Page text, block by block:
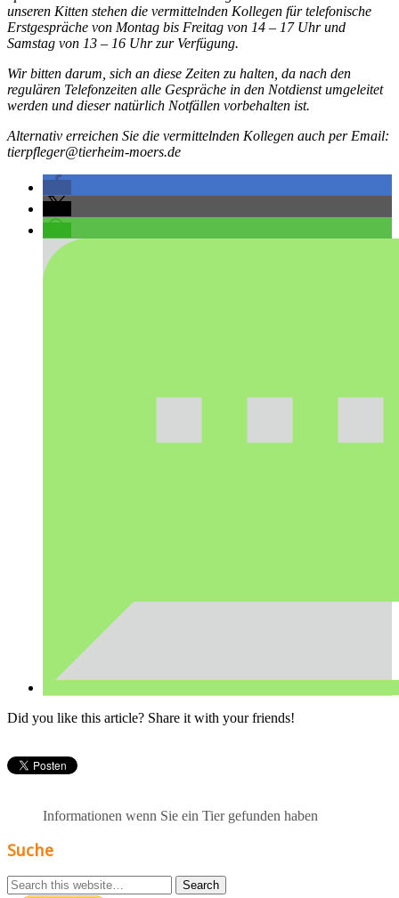
unseren Kitten stehen die vermittelnden Kollegen für telefonische
Erstgespräche von Montag bis Freitag von 14 – 17 Uhr und
Samstag von 13 – 16 Uhr zur Verfügung.
Wir bitten darum, sich an diese Zeiten zu halten, da nach den
regulären Telefonzeiten alle Gespräche in den Notdienst umgeleitet
werden und dieser natürlich Notfällen vorbehalten ist.
Alternativ erreichen Sie die vermittelnden Kollegen auch per Email:
tierpfleger@tierheim-moers.de
Did you like this article? Share it with your friends!
Informationen wenn Sie ein Tier gefunden haben
Suche